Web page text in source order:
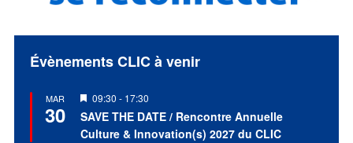
Évènements CLIC à venir
MAR
30
Mis
en
avant
09:30 - 17:30
SAVE THE DATE / Rencontre Annuelle
Culture & Innovation(s) 2027 du CLIC